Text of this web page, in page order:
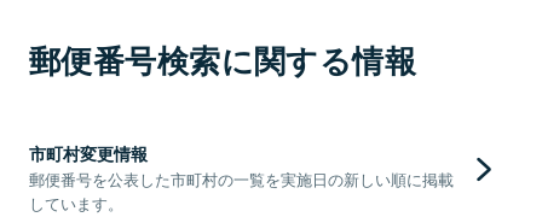
郵便番号検索に関する情報
市町村変更情報
郵便番号を公表した市町村の一覧を実施日の新しい順に掲載
しています。